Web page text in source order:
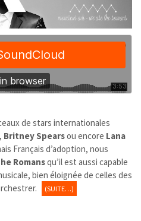
de stars internationales
, Britney Spearsou encore Lana
Français d’adoption, nous
Romansqu’il est aussi capable
bien éloignée de celles des
(SUITE…)